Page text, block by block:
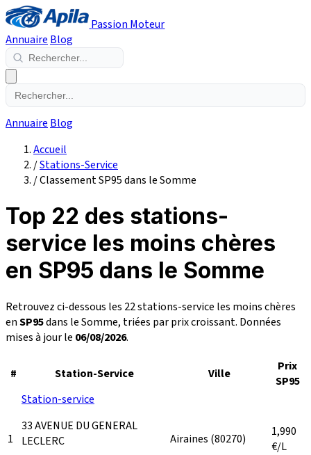
Passion Moteur
Annuaire Blog
Annuaire Blog
Accueil
/Stations-Service
/Classement SP95 dans le Somme
Top 22 des stations-
service les moins chères
en SP95 dans le Somme
Retrouvez ci-dessous les 22 stations-service les moins chères
enSP95dans le Somme, triées par prix croissant. Données
mises à jour le 06/08/2026.
# Station-Service Ville
Prix
SP95
1
Station-service
33 AVENUE DU GENERAL
LECLERC
Airaines (80270)
1,990
€/L